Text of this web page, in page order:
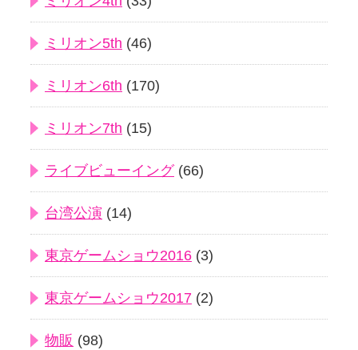
ミリオン5th (46)
ミリオン6th (170)
ミリオン7th (15)
ライブビューイング(66)
台湾公演 (14)
東京ゲームショウ2016 (3)
東京ゲームショウ2017 (2)
物販 (98)